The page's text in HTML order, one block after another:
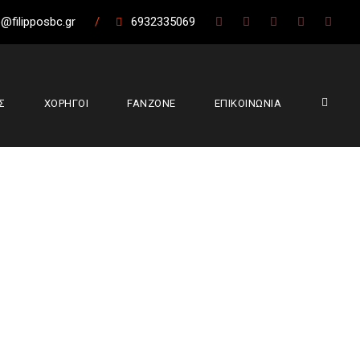
/ 6932335069
ΧΟΡΗΓΟΙ FANZONE ΕΠΙΚΟΙΝΩΝΙΑ